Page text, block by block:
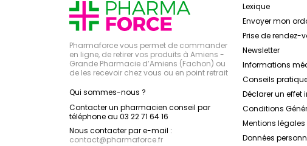
Pharmaforce vous permet de commander
en ligne, de retirer vos produits à Amiens -
Grande Pharmacie d’Amiens (Fachon) ou
de les recevoir chez vous ou en point retrait
Qui sommes-nous ?
Contacter un pharmacien conseil par
téléphone au 03 22 71 64 16
Nous contacter par e-mail :
contact@pharmaforce.fr
Lexique
Envoyer mon
Prise de rendez-
Newsletter
Informations
Conseils
Déclarer un effet
Conditions
Mentions légales
Données